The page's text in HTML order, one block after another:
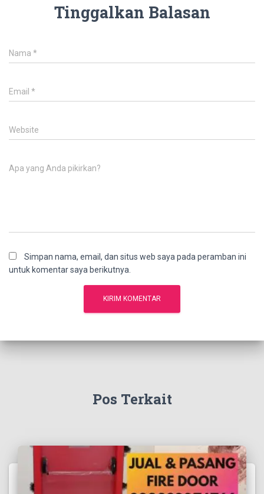
Tinggalkan Balasan
Nama *
Email *
Website
Apa yang Anda pikirkan?
Simpan nama, email, dan situs web saya pada peramban ini
untuk komentar saya berikutnya.
Pos Terkait